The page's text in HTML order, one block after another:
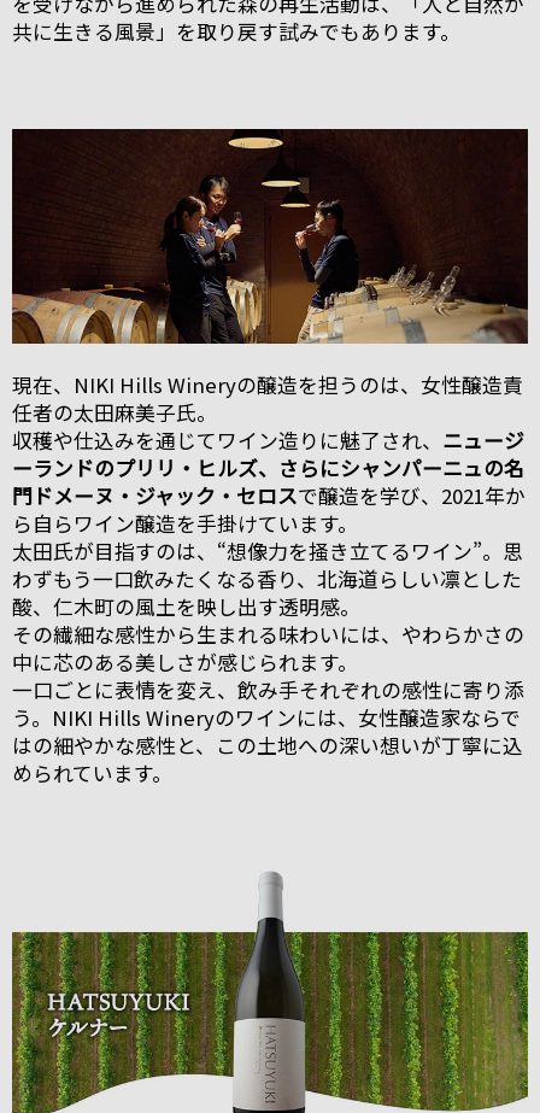
共に生きる風景」を取り戻す試みでもあります。
現在、NIKI Hills Wineryの醸造を担うのは、女性醸造責
任者の太田麻美子氏。
収穫や仕込みを通じてワイン造りに魅了され、 ニュージ
ーランドのプリリ・ヒルズ、さらにシャンパーニュの名
門ドメーヌ・ジャック・セロスで醸造を学び、2021年か
ら自らワイン醸造を手掛けています。
太田氏が目指すのは、“想像力を掻き立てるワイン”。思
わずもう一口飲みたくなる香り、北海道らしい凛とした
酸、仁木町の風土を映し出す透明感。
その繊細な感性から生まれる味わいには、やわらかさの
中に芯のある美しさが感じられます。
一口ごとに表情を変え、飲み手それぞれの感性に寄り添
う。NIKI Hills Wineryのワインには、女性醸造家ならで
はの細やかな感性と、この土地への深い想いが丁寧に込
められています。